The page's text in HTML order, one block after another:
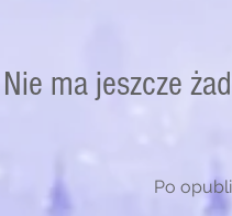
Nie ma jeszcze
Po